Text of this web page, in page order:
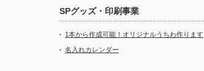
SPグッズ・印刷事業
1本から作成可能！オリジナルうちわ作ります
名入れカレンダー